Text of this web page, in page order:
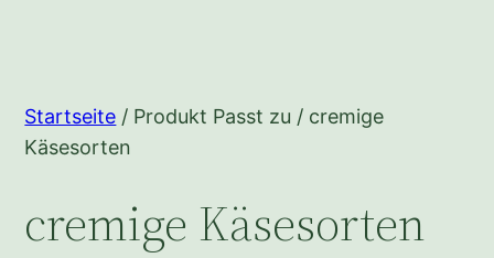
Startseite / Produkt Passt zu / cremige
Käsesorten
cremige Käsesorten